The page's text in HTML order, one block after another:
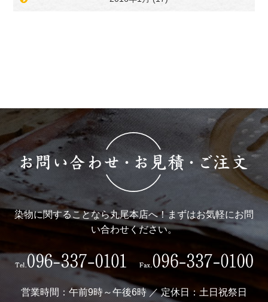
染物に関することなら丸尾本店へ！まずはお気軽にお問
い合わせください。
営業時間：午前9時～午後6時 ／ 定休日：土日祝祭日